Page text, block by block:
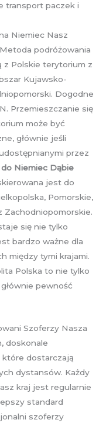
transport paczek i
Niemiec Nasz
podróżowania
z Polskie terytorium z
Kujawsko-
Dogodne
Przemieszczanie się
może być
głównie jeśli
przez
Niemiec Dąbie
jest do
Pomorskie,
Zachodniopomorskie.
się nie tylko
bardzo ważne dla
między tymi krajami.
Polska to nie tylko
pewność
Szoferzy Nasza
doskonale
dostarczają
dystansów. Każdy
kraj jest regularnie
standard
szoferzy